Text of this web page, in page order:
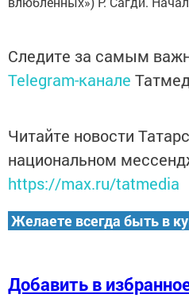
Следите за самым
Telegram-канале
Читайте новости
национальном
https://max.ru/tatmedia
Желаете всегда быть в
Добавить в